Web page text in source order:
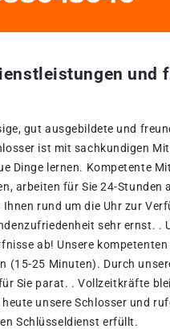
und
gut ausgebildete und
ist mit sachkundigen
Dinge lernen. Kompetente
arbeiten für Sie 24-Stunden
rund um die Uhr zur
sehr ernst. .
ab! Unsere kompetenten
(15-25 Minuten). Durch
Sie parat. . Vollzeitkräfte
unsere Schlosser und
Schlüsseldienst erfüllt.